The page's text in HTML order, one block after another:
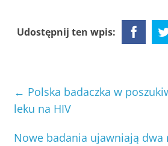
Udostępnij ten wpis:
← Polska badaczka w
leku na HIV
Nowe badania ujawniają dwa